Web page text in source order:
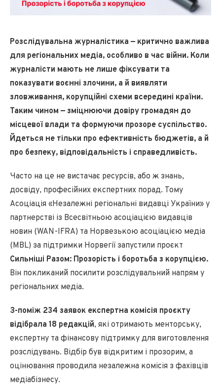
Розслідувальна журналістика — критично важлива
для регіональних медіа, особливо в час війни. Коли
журналісти мають не лише фіксувати та
показувати воєнні злочини, а й виявляти
зловживання, корупційні схеми всередині країни.
Таким чином — зміцнюючи довіру громадян до
місцевої влади та формуючи прозоре суспільство.
Йдеться не тільки про ефективність бюджетів, а й
про безпеку, відповідальність і справедливість.
Часто на це не вистачає ресурсів, або ж знань,
досвіду, професійних експертних порад. Тому
Асоціація «Незалежні регіональні видавці України» у
партнерстві із Всесвітньою асоціацією видавців
новин (WAN-IFRA) та Норвезькою асоціацією медіа
(MBL) за підтримки Норвегії запустили проєкт
Сильніші Разом: Прозорість і боротьба з корупцією.
Він покликаний посилити розслідувальний напрям у
регіональних медіа.
З-поміж 234 заявок експертна комісія проєкту
відібрала 18 редакцій, які отримають менторську,
експертну та фінансову підтримку для виготовлення
розслідувань. Відбір був відкритим і прозорим, а
оцінювання проводила незалежна комісія з фахівців
медіабізнесу.